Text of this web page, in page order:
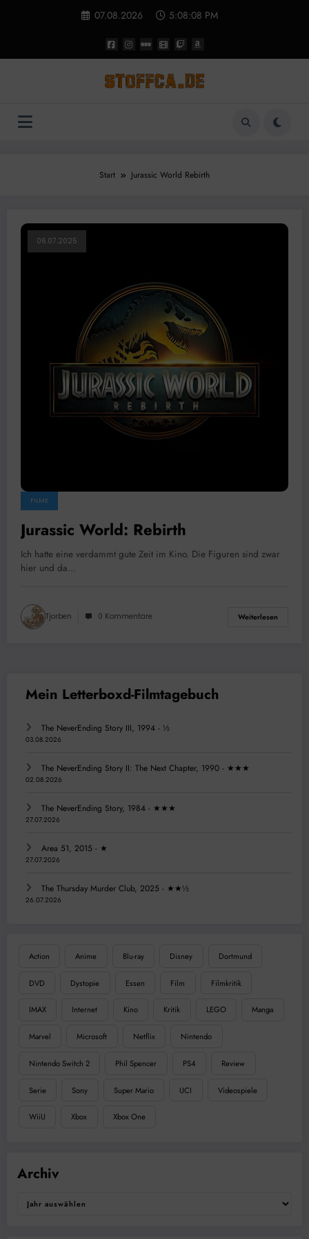
07.08.2026 5:08:09 PM
Start Jurassic World Rebirth
06.07.2025
FILME
Jurassic World: Rebirth
Ich hatte eine verdammt gute Zeit im Kino. Die Figuren sind zwar
hier und da…
Tjorben 0 Kommentare Weiterlesen
The NeverEnding Story III, 1994 - ½
03.08.2026
The NeverEnding Story II: The Next Chapter, 1990 - ★★★
02.08.2026
The NeverEnding Story, 1984 - ★★★
27.07.2026
Area 51, 2015 - ★
27.07.2026
The Thursday Murder Club, 2025 - ★★½
26.07.2026
Action Anime Blu-ray Disney Dortmund
DVD Dystopie Essen Film Filmkritik
IMAX Internet Kino Kritik LEGO Manga
Marvel Microsoft Netflix Nintendo
Nintendo Switch 2 Phil Spencer PS4 Review
Serie Sony Super Mario UCI Videospiele
WiiU Xbox Xbox One